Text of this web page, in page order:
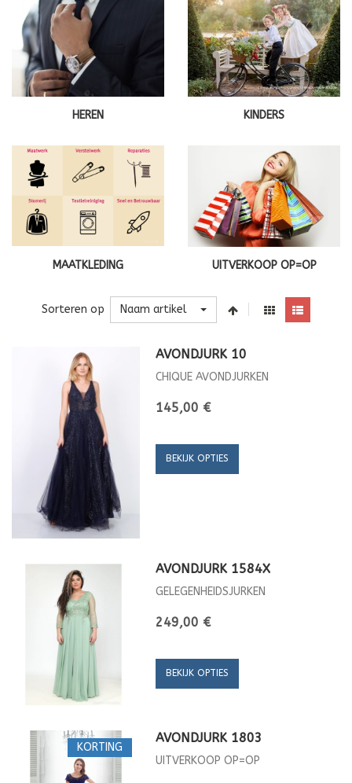
HEREN KINDERS
MAATKLEDING UITVERKOOP OP=OP
Sorteren op Naam artikel
AVONDJURK 10
CHIQUE AVONDJURKEN
145,00 €
BEKIJK OPTIES
AVONDJURK 1584X
GELEGENHEIDSJURKEN
249,00 €
BEKIJK OPTIES
KORTING
AVONDJURK 1803
UITVERKOOP OP=OP